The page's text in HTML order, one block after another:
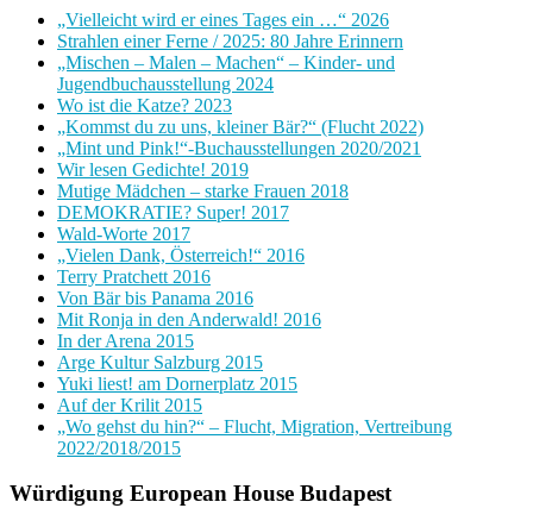
„Vielleicht wird er eines Tages ein …“ 2026
Strahlen einer Ferne / 2025: 80 Jahre Erinnern
„Mischen – Malen – Machen“ – Kinder- und
Jugendbuchausstellung 2024
Wo ist die Katze? 2023
„Kommst du zu uns, kleiner Bär?“ (Flucht 2022)
„Mint und Pink!“-Buchausstellungen 2020/2021
Wir lesen Gedichte! 2019
Mutige Mädchen – starke Frauen 2018
DEMOKRATIE? Super! 2017
Wald-Worte 2017
„Vielen Dank, Österreich!“ 2016
Terry Pratchett 2016
Von Bär bis Panama 2016
Mit Ronja in den Anderwald! 2016
In der Arena 2015
Arge Kultur Salzburg 2015
Yuki liest! am Dornerplatz 2015
Auf der Krilit 2015
„Wo gehst du hin?“ – Flucht, Migration, Vertreibung
2022/2018/2015
Würdigung European House Budapest